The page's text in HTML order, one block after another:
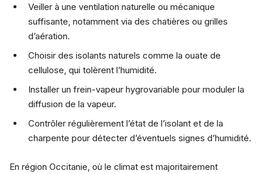
Veiller à une ventilation naturelle ou mécanique
suffisante, notamment via des chatières ou grilles
d’aération.
Choisir des isolants naturels comme la ouate de
cellulose, qui tolèrent l’humidité.
Installer un frein-vapeur hygrovariable pour moduler la
diffusion de la vapeur.
Contrôler régulièrement l’état de l’isolant et de la
charpente pour détecter d’éventuels signes d’humidité.
En région Occitanie, où le climat est majoritairement